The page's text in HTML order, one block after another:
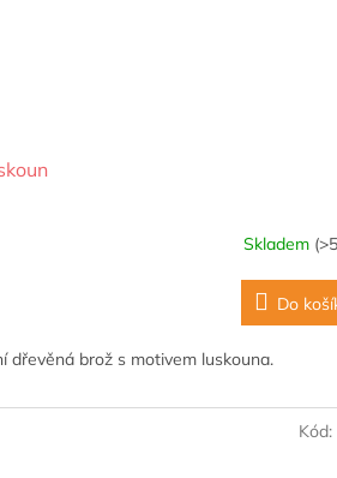
Skladem
Do
dřevěná brož s motivem luskouna.
Kód: